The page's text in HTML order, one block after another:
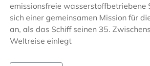
emissionsfreie wasserstoffbetriebene
sich einer gemeinsamen Mission für
an, als das Schiff seinen 35.
Weltreise einlegt